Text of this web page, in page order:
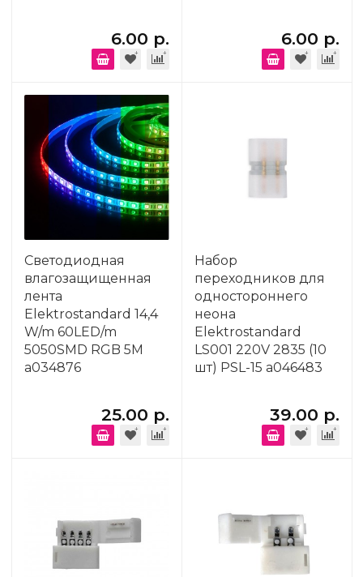
6.00 р. 6.00 р.
Светодиодная
влагозащищенная
лента
Elektrostandard 14,4
W/m 60LED/m
5050SMD RGB 5M
a034876
25.00 р.
Набор
переходников для
одностороннего
неона
Elektrostandard
LS001 220V 2835 (10
шт) PSL-15 a046483
39.00 р.